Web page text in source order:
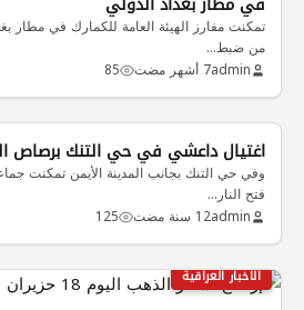
تمكنت مفارز الهيئة العامة للكمارك في مطار
من ضبط…
admin7 أشهر مضت 85
الاخبار العراقية
اغتيال داعشي في حي التنك برصاص
وفي حي التنك بجانب المدينة الأيمن تمكنت
فتح النار…
admin12 سنة مضت 125
الاخبار العراقية